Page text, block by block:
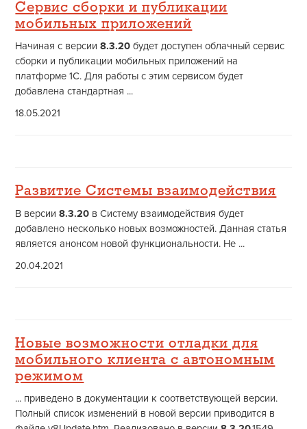
Сервис сборки и публикации
мобильных приложений
Начиная с версии8.3.20 будет доступен облачный сервис
сборки и публикации мобильных приложений на
платформе 1С. Для работы с этим сервисом будет
добавлена стандартная ...
18.05.2021
Развитие Системы взаимодействия
В версии8.3.20 в Систему взаимодействия будет
добавлено несколько новых возможностей. Данная статья
является анонсом новой функциональности. Не ...
20.04.2021
Новые возможности отладки для
мобильного клиента с автономным
режимом
... приведено в документации к соответствующей версии.
Полный список изменений в новой версии приводится в